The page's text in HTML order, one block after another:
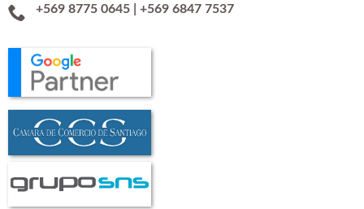
+569 8775 0645| +569 6847 7537